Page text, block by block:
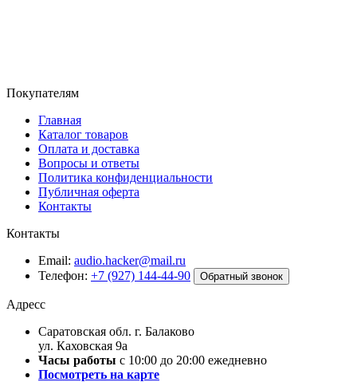
Покупателям
Главная
Каталог товаров
Оплата и доставка
Вопросы и ответы
Политика конфиденциальности
Публичная оферта
Контакты
Контакты
Email: audio.hacker@mail.ru
Телефон: +7 (927) 144-44-90 Обратный звонок
Адресс
Саратовская обл. г. Балаково
ул. Каховская 9а
Часы работы с 10:00 до 20:00 ежедневно
Посмотреть на карте